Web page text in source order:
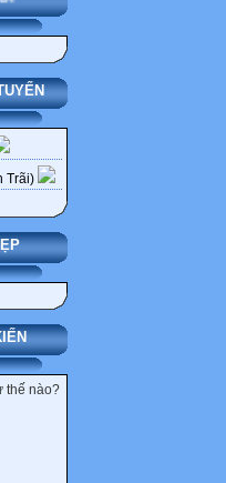
Trãi)
thế nào?